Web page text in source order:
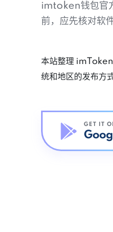
imtoken钱包官
前，应先核对软
本站整理 imToken
统和地区的发布方
GET IT